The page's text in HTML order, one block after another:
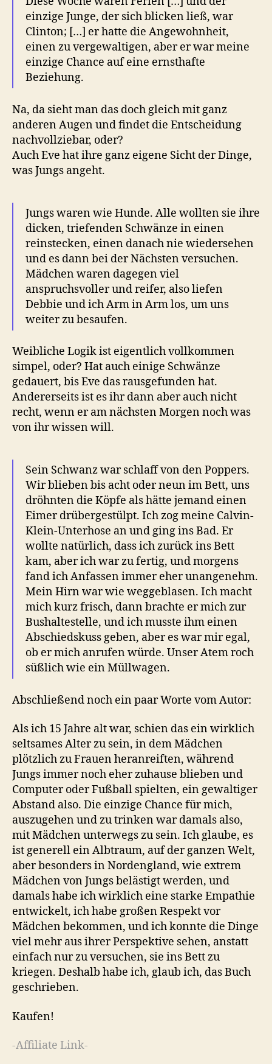
einzige Junge, der sich blicken ließ, war
Clinton; […] er hatte die Angewohnheit,
einen zu vergewaltigen, aber er war meine
einzige Chance auf eine ernsthafte
Beziehung.
Na, da sieht man das doch gleich mit ganz
anderen Augen und findet die Entscheidung
nachvollziebar, oder?
Auch Eve hat ihre ganz eigene Sicht der Dinge,
was Jungs angeht.
Jungs waren wie Hunde. Alle wollten sie ihre
dicken, triefenden Schwänze in einen
reinstecken, einen danach nie wiedersehen
und es dann bei der Nächsten versuchen.
Mädchen waren dagegen viel
anspruchsvoller und reifer, also liefen
Debbie und ich Arm in Arm los, um uns
weiter zu besaufen.
Weibliche Logik ist eigentlich vollkommen
simpel, oder? Hat auch einige Schwänze
gedauert, bis Eve das rausgefunden hat.
Andererseits ist es ihr dann aber auch nicht
recht, wenn er am nächsten Morgen noch was
von ihr wissen will.
Sein Schwanz war schlaff von den Poppers.
Wir blieben bis acht oder neun im Bett, uns
dröhnten die Köpfe als hätte jemand einen
Eimer drübergestülpt. Ich zog meine Calvin-
Klein-Unterhose an und ging ins Bad. Er
wollte natürlich, dass ich zurück ins Bett
kam, aber ich war zu fertig, und morgens
fand ich Anfassen immer eher unangenehm.
Mein Hirn war wie weggeblasen. Ich macht
mich kurz frisch, dann brachte er mich zur
Bushaltestelle, und ich musste ihm einen
Abschiedskuss geben, aber es war mir egal,
ob er mich anrufen würde. Unser Atem roch
süßlich wie ein Müllwagen.
Abschließend noch ein paar Worte vom Autor:
Als ich 15 Jahre alt war, schien das ein wirklich
seltsames Alter zu sein, in dem Mädchen
plötzlich zu Frauen heranreiften, während
Jungs immer noch eher zuhause blieben und
Computer oder Fußball spielten, ein gewaltiger
Abstand also. Die einzige Chance für mich,
auszugehen und zu trinken war damals also,
mit Mädchen unterwegs zu sein. Ich glaube, es
ist generell ein Albtraum, auf der ganzen Welt,
aber besonders in Nordengland, wie extrem
Mädchen von Jungs belästigt werden, und
damals habe ich wirklich eine starke Empathie
entwickelt, ich habe großen Respekt vor
Mädchen bekommen, und ich konnte die Dinge
viel mehr aus ihrer Perspektive sehen, anstatt
einfach nur zu versuchen, sie ins Bett zu
kriegen. Deshalb habe ich, glaub ich, das Buch
geschrieben.
Kaufen!
-Affiliate Link-